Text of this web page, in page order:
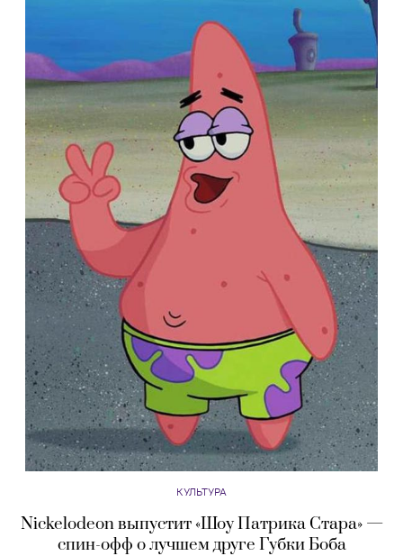
КУЛЬТУРА
Nickelodeon выпустит «Шоу Патрика Стара» —
спин-офф о лучшем друге Губки Боба